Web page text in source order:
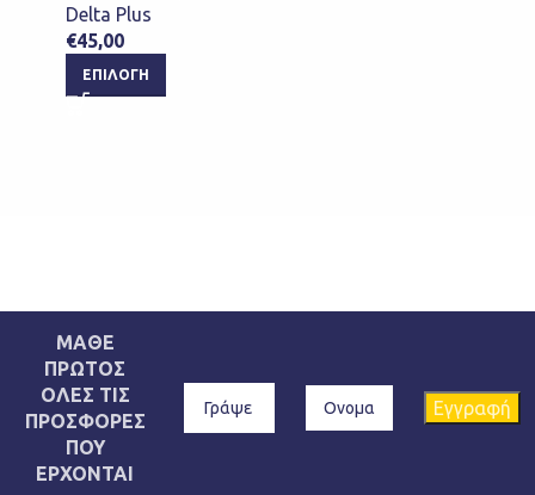
Delta Plus
€45,00
ΕΠΙΛΟΓΉ
ΜΑΘΕ
ΠΡΩΤΟΣ
ΟΛΕΣ ΤΙΣ
ΠΡΟΣΦΟΡΕΣ
ΠΟΥ
ΕΡΧΟΝΤΑΙ